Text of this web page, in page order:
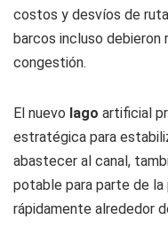
costos y desvíos de
barcos incluso debieron
congestión.
El nuevo lago artificial
estratégica para
abastecer al canal,
potable para parte de la
rápidamente alrededor